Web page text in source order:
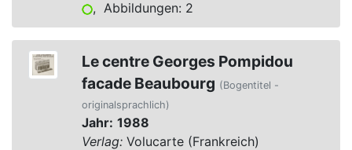
, Abbildungen: 2
Le centre Georges Pompidou
facade Beaubourg (Bogentitel -
originalsprachlich)
Jahr: 1988
Verlag:Volucarte (Frankreich)